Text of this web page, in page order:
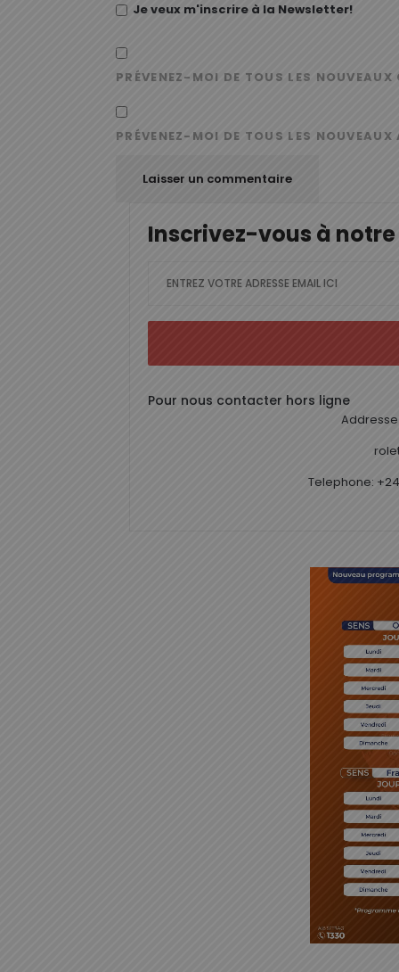
Je veux m'inscrire à la Newsletter!
PRÉVENEZ-MOI DE TOUS LES
PRÉVENEZ-MOI DE TOUS LES
Inscrivez-vous à
Pour nous contacter hors ligne
Telephone: